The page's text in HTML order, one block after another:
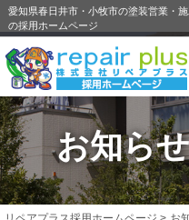
愛知県春日井市・小牧市の塗装営業・
の採用ホームページ
お知ら